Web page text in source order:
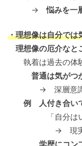
→悩みを一
・理想像は自分では
理想像の厄介なと
執着は過去の体
普通は気がつ
→ 深層意識の
例 人付き合い
「自分はいい
→ 現実との
学歴にコン